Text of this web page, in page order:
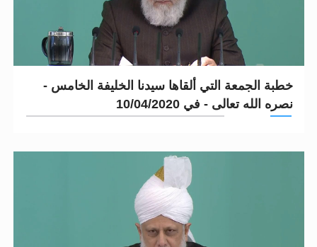
خطبة الجمعة التي ألقاها سيدنا الخليفة الخامس -
نصره الله تعالى - في 10/04/2020